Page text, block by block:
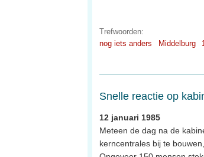
Trefwoorden:
nog iets anders
Middelburg
Snelle reactie op
12 januari 1985
Meteen de dag na de
kerncentrales bij te